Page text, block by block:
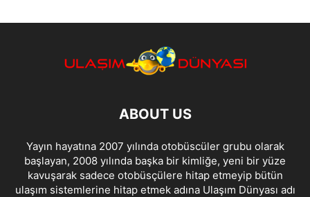
ABOUT US
Yayın hayatına 2007 yılında otobüscüler grubu olarak
başlayan, 2008 yılında başka bir kimliğe, yeni bir yüze
kavuşarak sadece otobüsçülere hitap etmeyip bütün
ulaşım sistemlerine hitap etmek adına Ulaşım Dünyası adı